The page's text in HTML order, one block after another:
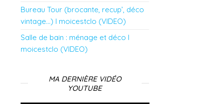
Bureau Tour (brocante, recup’, déco
vintage…) l moicestclo (VIDEO)
Salle de bain : ménage et déco l
moicestclo (VIDEO)
MA DERNIÈRE VIDÉO
YOUTUBE